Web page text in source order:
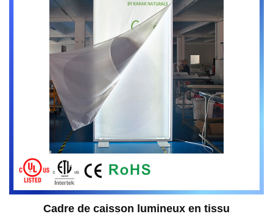
Cadre de caisson lumineux en tissu